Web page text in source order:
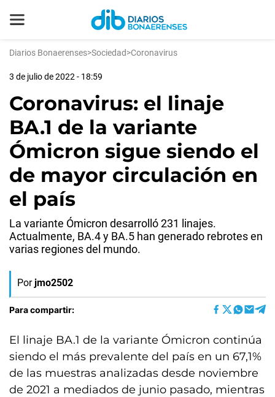
Diarios Bonaerenses>Sociedad>Coronavirus
3 de julio de 2022 - 18:59
Coronavirus: el linaje
BA.1 de la variante
Ómicron sigue siendo el
de mayor circulación en
el país
La variante Ómicron desarrolló 231 linajes.
Actualmente, BA.4 y BA.5 han generado rebrotes en
varias regiones del mundo.
Por jmo2502
Para compartir:
El linaje BA.1 de la variante Ómicron continúa
siendo el más prevalente del país en un 67,1%
de las muestras analizadas desde noviembre
de 2021 a mediados de junio pasado, mientras